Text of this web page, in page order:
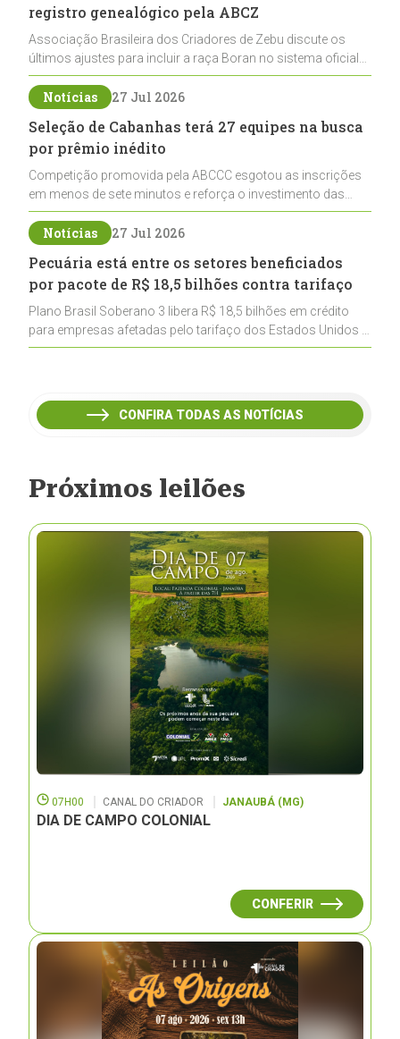
registro genealógico pela ABCZ
Associação Brasileira dos Criadores de Zebu discute os
últimos ajustes para incluir a raça Boran no sistema oficial
de registros, abrindo caminho para sua expansão na
pecuária nacional
Notícias 27 Jul 2026
Seleção de Cabanhas terá 27 equipes na busca
por prêmio inédito
Competição promovida pela ABCCC esgotou as inscrições
em menos de sete minutos e reforça o investimento das
cabanhas na seleção genética de Cavalos Crioulos voltados
ao laço
Notícias 27 Jul 2026
Pecuária está entre os setores beneficiados
por pacote de R$ 18,5 bilhões contra tarifaço
Plano Brasil Soberano 3 libera R$ 18,5 bilhões em crédito
para empresas afetadas pelo tarifaço dos Estados Unidos e
inclui a pecuária entre os setores estratégicos
CONFIRA TODAS AS NOTÍCIAS
Próximos leilões
07H00 CANAL DO CRIADOR JANAUBÁ (MG)
DIA DE CAMPO COLONIAL
CONFERIR